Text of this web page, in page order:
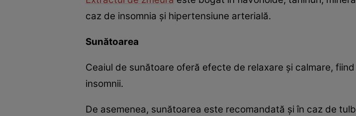
caz de insomnia şi hipertensiune arterială.
Sunătoarea
Ceaiul de sunătoare oferă efecte de relaxare şi calmare,
insomnii.
De asemenea, sunătoarea este recomandată şi în caz de